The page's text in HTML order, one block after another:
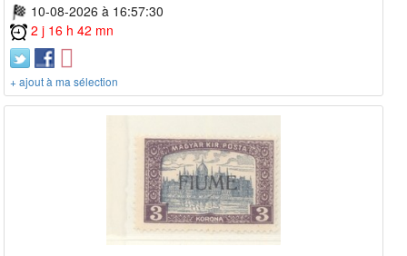
10-08-2026 à 16:57:30
2 j 16 h 42 mn
+ ajout à ma sélection